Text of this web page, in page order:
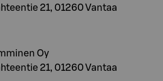
21, 01260 Vantaa
Oy
21, 01260 Vantaa